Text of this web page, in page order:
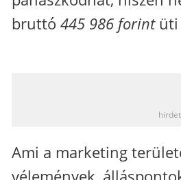
bruttó 445 986 forintüti
Ami a marketing
vélemények,